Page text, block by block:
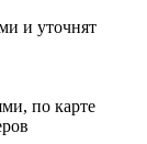
и уточнят
по карте